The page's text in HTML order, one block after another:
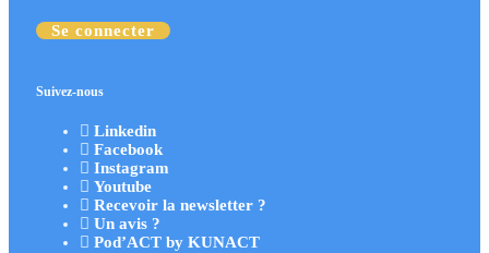
Se connecter
Suivez-nous
Linkedin
Facebook
Instagram
Youtube
Recevoir la newsletter ?
Un avis ?
Pod’ACT by KUNACT